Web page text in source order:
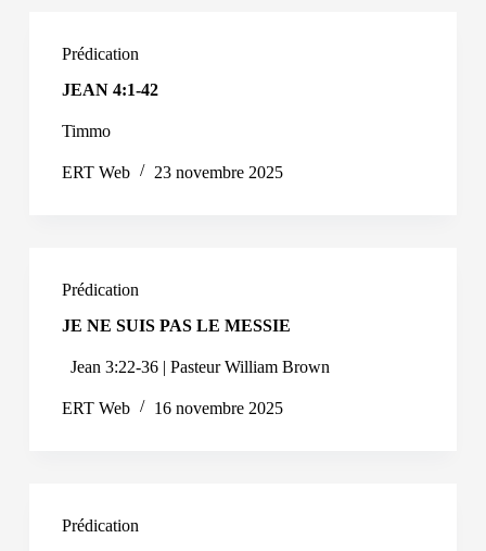
Prédication
JEAN 4:1-42
Timmo
ERT Web 23 novembre 2025
Prédication
JE NE SUIS PAS LE MESSIE
Jean 3:22-36 | Pasteur William Brown
ERT Web 16 novembre 2025
Prédication